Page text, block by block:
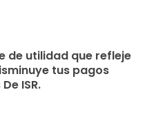
de utilidad que refleje
tus pagos
ISR.